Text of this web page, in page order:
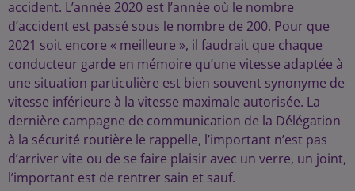
accident. L’année 2020 est l’année où le nombre
d’accident est passé sous le nombre de 200. Pour que
2021 soit encore « meilleure », il faudrait que chaque
conducteur garde en mémoire qu’une vitesse adaptée à
une situation particulière est bien souvent synonyme de
vitesse inférieure à la vitesse maximale autorisée. La
dernière campagne de communication de la Délégation
à la sécurité routière le rappelle, l’important n’est pas
d’arriver vite ou de se faire plaisir avec un verre, un joint,
l’important est de rentrer sain et sauf.